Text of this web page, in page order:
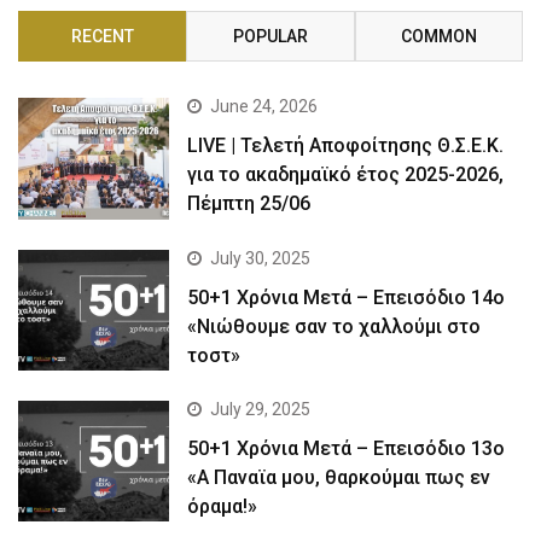
RECENT POPULAR COMMON
June 24, 2026
LIVE | Τελετή Αποφοίτησης Θ.Σ.Ε.Κ.
για το ακαδημαϊκό έτος 2025-2026,
Πέμπτη 25/06
July 30, 2025
50+1 Χρόνια Μετά – Επεισόδιο 14ο
«Νιώθουμε σαν το χαλλούμι στο
τοστ»
July 29, 2025
50+1 Χρόνια Μετά – Επεισόδιο 13ο
«Α Παναϊα μου, θαρκούμαι πως εν
όραμα!»